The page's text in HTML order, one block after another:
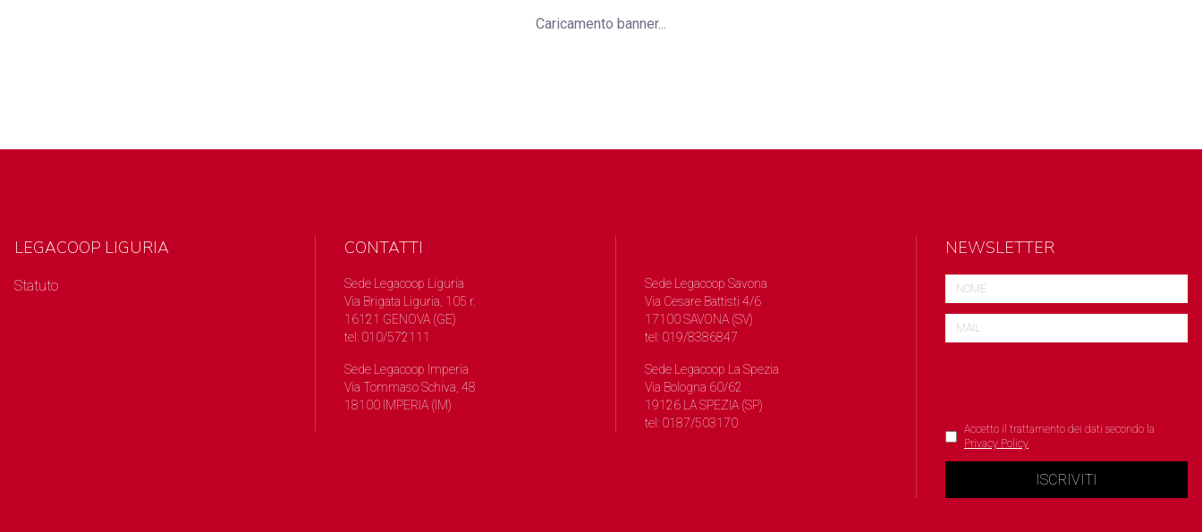
Caricamento banner...
LEGACOOP LIGURIA
Statuto
CONTATTI
Sede Legacoop Liguria
Via Brigata Liguria, 105 r.
16121 GENOVA (GE)
tel: 010/572111
Sede Legacoop Imperia
Via Tommaso Schiva, 48
18100 IMPERIA (IM)
Sede Legacoop Savona
Via Cesare Battisti 4/6
17100 SAVONA (SV)
tel: 019/8386847
Sede Legacoop La Spezia
Via Bologna 60/62
19126 LA SPEZIA (SP)
tel: 0187/503170
NEWSLETTER
Accetto il trattamento dei dati secondo la
Privacy Policy
ISCRIVITI